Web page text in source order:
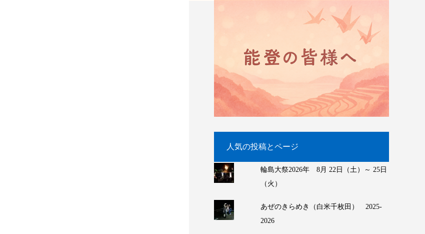
人気の投稿とページ
輪島大祭2026年 8月 22日（土）～ 25日
（火）
あぜのきらめき（白米千枚田） 2025-
2026